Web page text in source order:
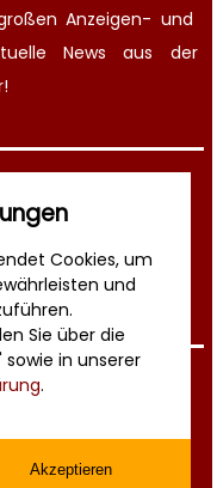
Anzeigen- und
News aus der
Cookies, um
und
Sie über die
in unserer
.
Akzeptieren